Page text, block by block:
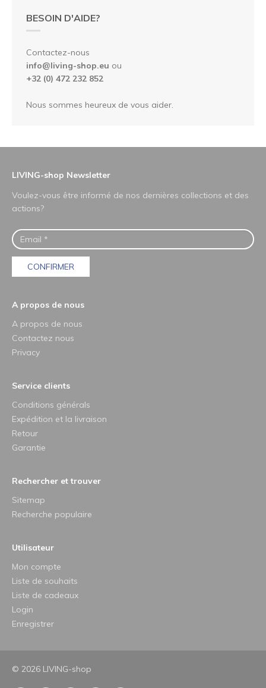
BESOIN D'AIDE?
Contactez-nous
info@living-shop.eu ou
+32 (0) 472 232 852
Nous sommes heureux de vous aider.
LIVING-shop Newsletter
Voulez-vous être informé de nos dernières collections et des
actions?
CONFIRMER
A propos de nous
A propos de nous
Contactez nous
Privacy
Service clients
Conditions générals
Expédition et la livraison
Retour
Garantie
Rechercher et trouver
Sitemap
Recherche populaire
Utilisateur
Mon compte
Liste de souhaits
Liste de cadeaux
Login
Enregistrer
© 2026 LIVING-shop